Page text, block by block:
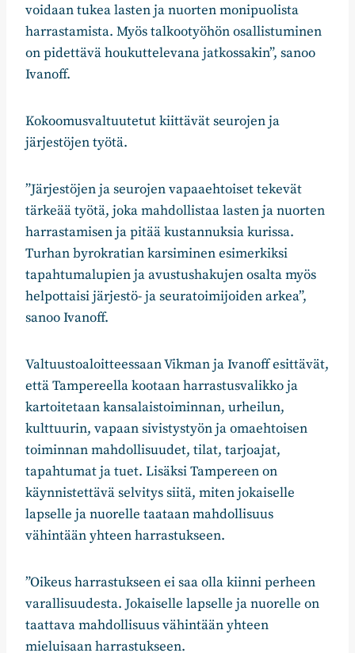
voidaan tukea lasten ja nuorten monipuolista
harrastamista. Myös talkootyöhön osallistuminen
on pidettävä houkuttelevana jatkossakin”, sanoo
Ivanoff.
Kokoomusvaltuutetut kiittävät seurojen ja
järjestöjen työtä.
”Järjestöjen ja seurojen vapaaehtoiset tekevät
tärkeää työtä, joka mahdollistaa lasten ja nuorten
harrastamisen ja pitää kustannuksia kurissa.
Turhan byrokratian karsiminen esimerkiksi
tapahtumalupien ja avustushakujen osalta myös
helpottaisi järjestö- ja seuratoimijoiden arkea”,
sanoo Ivanoff.
Valtuustoaloitteessaan Vikman ja Ivanoff esittävät,
että Tampereella kootaan harrastusvalikko ja
kartoitetaan kansalaistoiminnan, urheilun,
kulttuurin, vapaan sivistystyön ja omaehtoisen
toiminnan mahdollisuudet, tilat, tarjoajat,
tapahtumat ja tuet. Lisäksi Tampereen on
käynnistettävä selvitys siitä, miten jokaiselle
lapselle ja nuorelle taataan mahdollisuus
vähintään yhteen harrastukseen.
”Oikeus harrastukseen ei saa olla kiinni perheen
varallisuudesta. Jokaiselle lapselle ja nuorelle on
taattava mahdollisuus vähintään yhteen
mieluisaan harrastukseen.